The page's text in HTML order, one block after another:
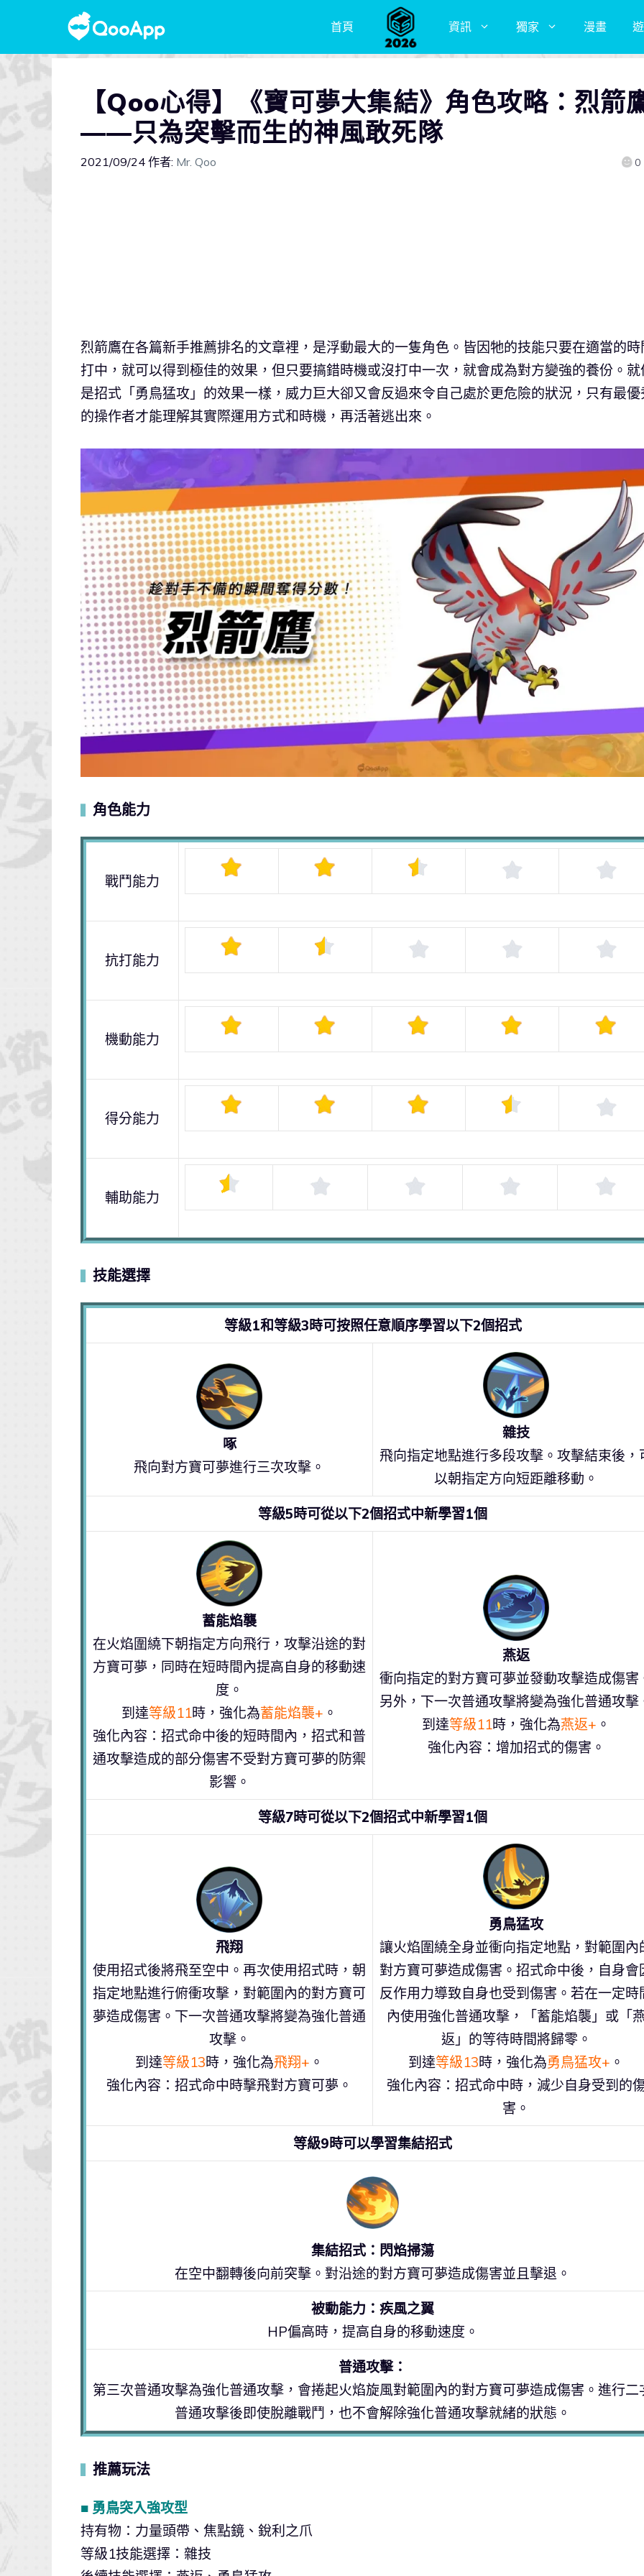
首頁 資訊 獨家 漫畫
【Qoo心得】《寶可夢大集結》角色攻略：烈箭
——只為突擊而生的神風敢死隊
2021/09/24 作者: Mr. Qoo 0
烈箭鷹在各篇新手推薦排名的文章裡，是浮動最大的一隻角色。皆因牠的技能只要在適當的時
打中，就可以得到極佳的效果，但只要搞錯時機或沒打中一次，就會成為對方變強的養份。就
是招式「勇鳥猛攻」的效果一樣，威力巨大卻又會反過來令自己處於更危險的狀況，只有最優
的操作者才能理解其實際運用方式和時機，再活著逃出來。
角色能力
戰鬥能力
抗打能力
機動能力
得分能力
輔助能力
技能選擇
等級1和等級3時可按照任意順序學習以下2個招式
啄
飛向對方寶可夢進行三次攻擊。
雜技
飛向指定地點進行多段攻擊。攻擊結束後，
以朝指定方向短距離移動。
等級5時可從以下2個招式中新學習1個
蓄能焰襲
在火焰圍繞下朝指定方向飛行，攻擊沿途的對
方寶可夢，同時在短時間內提高自身的移動速
度。
到達等級11時，強化為蓄能焰襲+ 。
強化內容：招式命中後的短時間內，招式和普
通攻擊造成的部分傷害不受對方寶可夢的防禦
影響。
燕返
衝向指定的對方寶可夢並發動攻擊造成傷害
另外，下一次普通攻擊將變為強化普通攻擊
到達等級11時，強化為燕返+ 。
強化內容：增加招式的傷害。
等級7時可從以下2個招式中新學習1個
飛翔
使用招式後將飛至空中。再次使用招式時，朝
指定地點進行俯衝攻擊，對範圍內的對方寶可
夢造成傷害。下一次普通攻擊將變為強化普通
攻擊。
到達等級13時，強化為飛翔+ 。
強化內容：招式命中時擊飛對方寶可夢。
勇鳥猛攻
讓火焰圍繞全身並衝向指定地點，對範圍內
對方寶可夢造成傷害。招式命中後，自身會
反作用力導致自身也受到傷害。若在一定時
內使用強化普通攻擊，「蓄能焰襲」或「
返」的等待時間將歸零。
到達等級13時，強化為勇鳥猛攻+ 。
強化內容：招式命中時，減少自身受到的
害。
等級9時可以學習集結招式
集結招式：閃焰掃蕩
在空中翻轉後向前突擊。對沿途的對方寶可夢造成傷害並且擊退。
被動能力：疾風之翼
HP偏高時，提高自身的移動速度。
普通攻擊：
第三次普通攻擊為強化普通攻擊，會捲起火焰旋風對範圍內的對方寶可夢造成傷害。進行二
普通攻擊後即使脫離戰鬥，也不會解除強化普通攻擊就緒的狀態。
推薦玩法
■ 勇鳥突入強攻型
持有物：力量頭帶、焦點鏡、銳利之爪
等級1技能選擇：雜技